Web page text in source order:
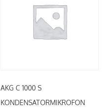
AKG C 1000 S
KONDENSATORMIKROFON